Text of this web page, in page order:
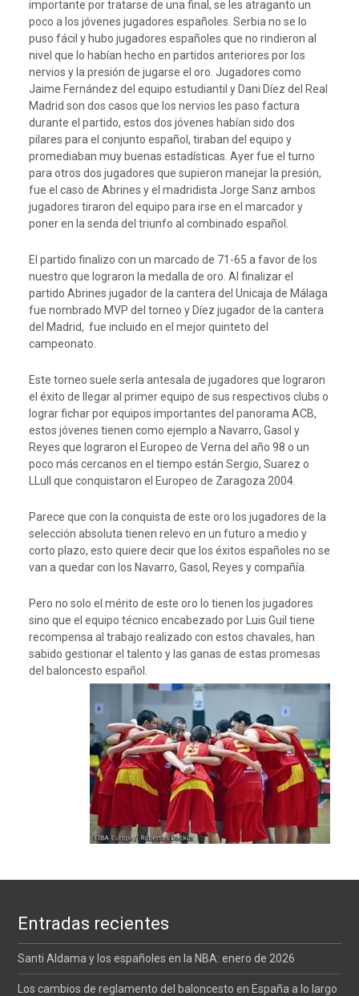
importante por tratarse de una final, se les atraganto un
poco a los jóvenes jugadores españoles. Serbia no se lo
puso fácil y hubo jugadores españoles que no rindieron al
nivel que lo habían hecho en partidos anteriores por los
nervios y la presión de jugarse el oro. Jugadores como
Jaime Fernández del equipo estudiantil y Dani Díez del Real
Madrid son dos casos que los nervios les paso factura
durante el partido, estos dos jóvenes habían sido dos
pilares para el conjunto español, tiraban del equipo y
promediaban muy buenas estadísticas. Ayer fue el turno
para otros dos jugadores que supieron manejar la presión,
fue el caso de Abrines y el madridista Jorge Sanz ambos
jugadores tiraron del equipo para irse en el marcador y
poner en la senda del triunfo al combinado español.
El partido finalizo con un marcado de 71-65 a favor de los
nuestro que lograron la medalla de oro. Al finalizar el
partido Abrines jugador de la cantera del Unicaja de Málaga
fue nombrado MVP del torneo y Díez jugador de la cantera
del Madrid, fue incluido en el mejor quinteto del
campeonato.
Este torneo suele serla antesala de jugadores que lograron
el éxito de llegar al primer equipo de sus respectivos clubs o
lograr fichar por equipos importantes del panorama ACB,
estos jóvenes tienen como ejemplo a Navarro, Gasol y
Reyes que lograron el Europeo de Verna del año 98 o un
poco más cercanos en el tiempo están Sergio, Suarez o
LLull que conquistaron el Europeo de Zaragoza 2004.
Parece que con la conquista de este oro los jugadores de la
selección absoluta tienen relevo en un futuro a medio y
corto plazo, esto quiere decir que los éxitos españoles no se
van a quedar con los Navarro, Gasol, Reyes y compañía.
Pero no solo el mérito de este oro lo tienen los jugadores
sino que el equipo técnico encabezado por Luis Guil tiene
recompensa al trabajo realizado con estos chavales, han
sabido gestionar el talento y las ganas de estas promesas
del baloncesto español.
Entradas recientes
Santi Aldama y los españoles en la NBA: enero de 2026
Los cambios de reglamento del baloncesto en España a lo largo